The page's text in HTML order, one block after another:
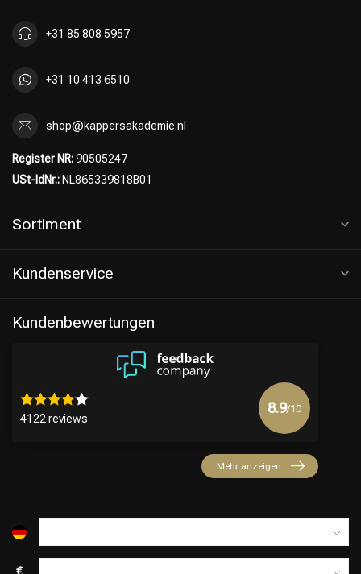
+31 85 808 5957
+31 10 413 6510
shop@kappersakademie.nl
Register NR:90505247
USt-IdNr.: NL865339818B01
Sortiment
Kundenservice
Kundenbewertungen
4122 reviews
8.9/10
Mehr anzeigen